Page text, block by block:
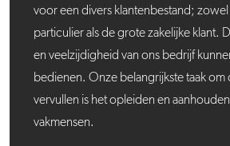
voor een divers klantenbestand;
particulier als de grote zakelijke klant.
en veelzijdigheid van ons bedrijf
bedienen. Onze belangrijkste taak om
vervullen is het opleiden en
vakmensen.